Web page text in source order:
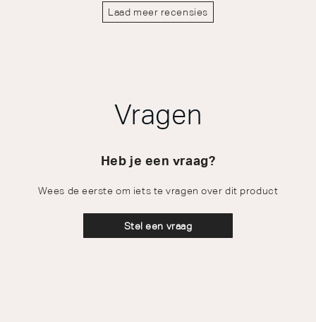
Laad meer recensies
Vragen
Heb je een vraag?
Wees de eerste om iets te vragen over dit product
Stel een vraag